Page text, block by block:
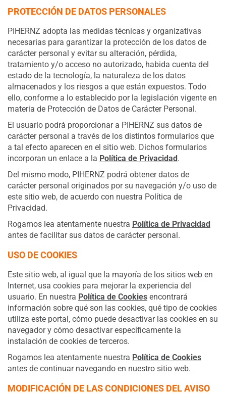
PROTECCIÓN DE DATOS PERSONALES
PIHERNZ adopta las medidas técnicas y organizativas
necesarias para garantizar la protección de los datos de
carácter personal y evitar su alteración, pérdida,
tratamiento y/o acceso no autorizado, habida cuenta del
estado de la tecnología, la naturaleza de los datos
almacenados y los riesgos a que están expuestos. Todo
ello, conforme a lo establecido por la legislación vigente en
materia de Protección de Datos de Carácter Personal.
El usuario podrá proporcionar a PIHERNZ sus datos de
carácter personal a través de los distintos formularios que
a tal efecto aparecen en el sitio web. Dichos formularios
incorporan un enlace a la Política de Privacidad.
Del mismo modo, PIHERNZ podrá obtener datos de
carácter personal originados por su navegación y/o uso de
este sitio web, de acuerdo con nuestra Política de
Privacidad.
Rogamos lea atentamente nuestra Política de Privacidad
antes de facilitar sus datos de carácter personal.
USO DE COOKIES
Este sitio web, al igual que la mayoría de los sitios web en
Internet, usa cookies para mejorar la experiencia del
usuario. En nuestra Política de Cookies encontrará
información sobre qué son las cookies, qué tipo de cookies
utiliza este portal, cómo puede desactivar las cookies en su
navegador y cómo desactivar específicamente la
instalación de cookies de terceros.
Rogamos lea atentamente nuestra Política de Cookies
antes de continuar navegando en nuestro sitio web.
MODIFICACIÓN DE LAS CONDICIONES DEL AVISO